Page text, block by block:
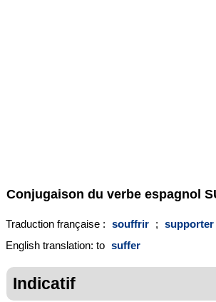
Conjugaison du verbe espagnol
Traduction française : souffrir ; supporter
English translation: to suffer
Indicatif